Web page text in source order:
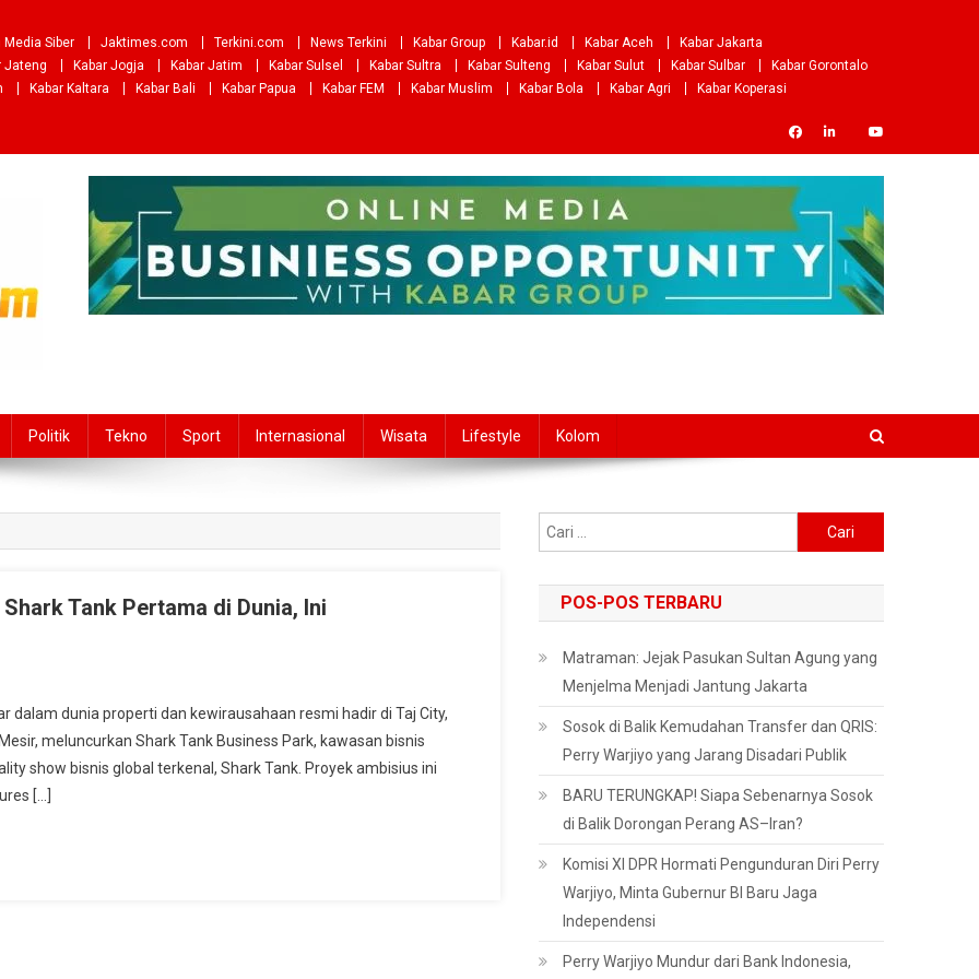
Media Siber Jaktimes.com Terkini.com News Terkini Kabar Group Kabar.id Kabar Aceh
Kabar Jakarta
Jateng Kabar Jogja Kabar Jatim Kabar Sulsel Kabar Sultra Kabar Sulteng Kabar Sulut Kabar Sulbar
Kabar Gorontalo
Kabar Kaltara Kabar Bali Kabar Papua Kabar FEM Kabar Muslim Kabar Bola Kabar Agri
Kabar Koperasi
Politik Tekno Sport Internasional Wisata Lifestyle Kolom
Tank Pertama di Dunia, Ini
dalam dunia properti dan kewirausahaan resmi hadir di Taj City,
meluncurkan Shark Tank Business Park, kawasan bisnis
show bisnis global terkenal, Shark Tank. Proyek ambisius ini
[…]
untuk:
POS-POS TERBARU
Matraman: Jejak Pasukan Sultan Agung yang
Menjelma Menjadi Jantung Jakarta
Sosok di Balik Kemudahan Transfer dan QRIS:
Perry Warjiyo yang Jarang Disadari Publik
BARU TERUNGKAP! Siapa Sebenarnya Sosok
di Balik Dorongan Perang AS–Iran?
Komisi XI DPR Hormati Pengunduran Diri Perry
Warjiyo, Minta Gubernur BI Baru Jaga
Independensi
Perry Warjiyo Mundur dari Bank Indonesia,